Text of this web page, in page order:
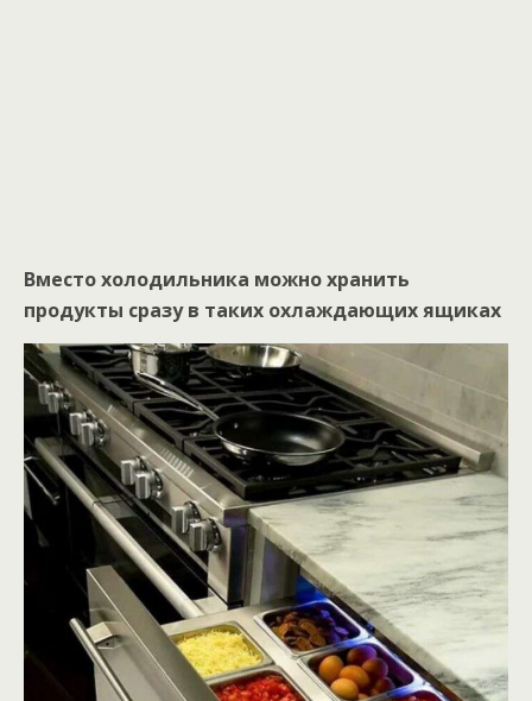
Вместо холодильника можно хранить
продукты сразу в таких охлаждающих ящиках